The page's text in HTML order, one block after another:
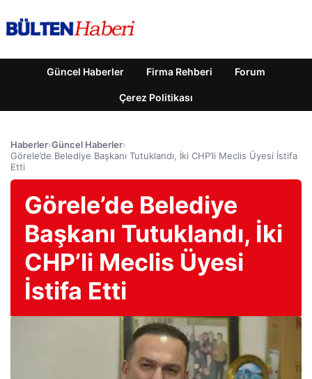
Güncel Haberler Firma Rehberi Forum
Çerez Politikası
Haberler›Güncel Haberler›
Görele’de Belediye Başkanı Tutuklandı, İki CHP’li Meclis Üyesi İstifa
Etti
Görele’de Belediye
Başkanı Tutuklandı, İki
CHP’li Meclis Üyesi
İstifa Etti